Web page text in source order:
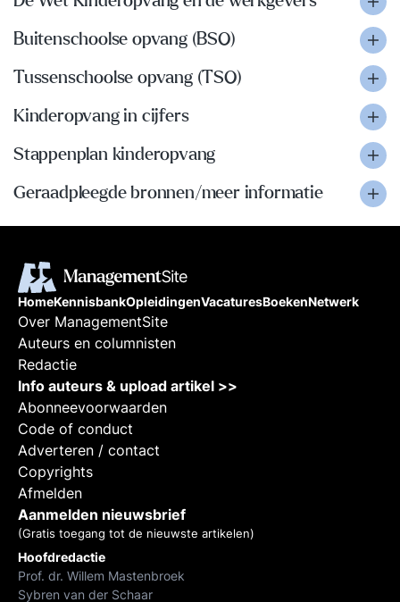
Buitenschoolse opvang (BSO)
Tussenschoolse opvang (TSO)
Kinderopvang in cijfers
Stappenplan kinderopvang
Geraadpleegde bronnen/meer informatie
HomeKennisbankOpleidingenVacaturesBoekenNetwerk
Over ManagementSite
Auteurs en columnisten
Redactie
Info auteurs & upload artikel >>
Abonneevoorwaarden
Code of conduct
Adverteren / contact
Copyrights
Afmelden
Aanmelden nieuwsbrief
(Gratis toegang tot de nieuwste artikelen)
Hoofdredactie
Prof. dr. Willem Mastenbroek
Sybren van der Schaar